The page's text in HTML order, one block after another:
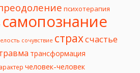
психотерапия
самопознание
сочувствие страхсчастье
трансформация
человек-человек